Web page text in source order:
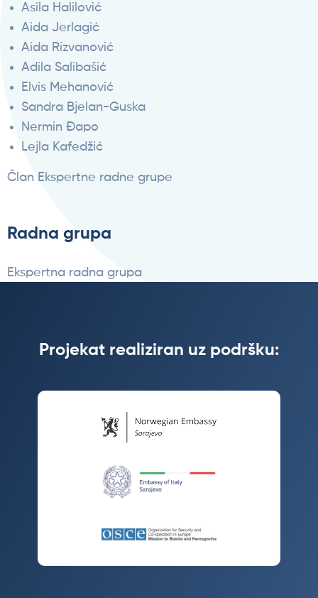
Asila Halilović
Aida Jerlagić
Aida Rizvanović
Adila Salibašić
Elvis Mehanović
Sandra Bjelan-Guska
Nermin Đapo
Lejla Kafedžić
Član Ekspertne radne grupe
Radna grupa
Ekspertna radna grupa
Projekat realiziran uz podršku: